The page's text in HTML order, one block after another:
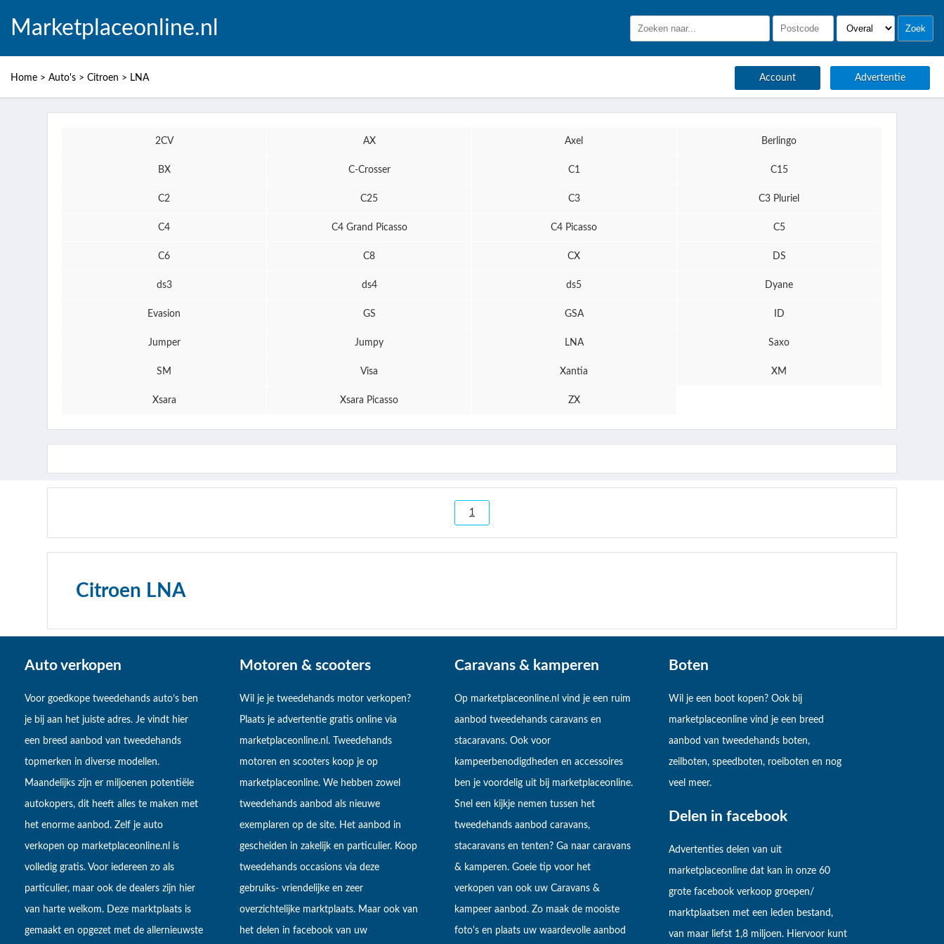
Marketplaceonline.nl
Home > Auto's > Citroen > LNA Account Advertentie
2CV AX Axel Berlingo
BX C-Crosser C1 C15
C2 C25 C3 C3 Pluriel
C4 C4 Grand Picasso C4 Picasso C5
C6 C8 CX DS
ds3 ds4 ds5 Dyane
Evasion GS GSA ID
Jumper Jumpy LNA Saxo
SM Visa Xantia XM
Xsara Xsara Picasso ZX
1
Citroen LNA
Auto verkopen
Voor goedkope tweedehands auto’s ben
je bij aan het juiste adres. Je vindt hier
een breed aanbod van tweedehands
topmerken in diverse modellen.
Maandelijks zijn er miljoenen potentiële
autokopers, dit heeft alles te maken met
het enorme aanbod. Zelf je auto
verkopen op marketplaceonline.nl is
volledig gratis. Voor iedereen zo als
particulier, maar ook de dealers zijn hier
van harte welkom. Deze marktplaats is
gemaakt en opgezet met de allernieuwste
Motoren & scooters
Wil je je tweedehands motor verkopen?
Plaats je advertentie gratis online via
marketplaceonline.nl. Tweedehands
motoren en scooters koop je op
marketplaceonline. We hebben zowel
tweedehands aanbod als nieuwe
exemplaren op de site. Het aanbod in
gescheiden in zakelijk en particulier. Koop
tweedehands occasions via deze
gebruiks- vriendelijke en zeer
overzichtelijke marktplaats. Maar ook van
het delen in facebook van uw
Caravans & kamperen
Op marketplaceonline.nl vind je een ruim
aanbod tweedehands caravans en
stacaravans. Ook voor
kampeerbenodigdheden en accessoires
ben je voordelig uit bij marketplaceonline.
Snel een kijkje nemen tussen het
tweedehands aanbod caravans,
stacaravans en tenten? Ga naar caravans
& kamperen. Goeie tip voor het
verkopen van ook uw Caravans &
kampeer aanbod. Zo maak de mooiste
foto's en plaats uw waardevolle aanbod
Boten
Wil je een boot kopen? Ook bij
marketplaceonline vind je een breed
aanbod van tweedehands boten,
zeilboten, speedboten, roeiboten en nog
veel meer.
Delen in facebook
Advertenties delen van uit
marketplaceonline dat kan in onze 60
grote facebook verkoop groepen/
marktplaatsen met een leden bestand,
van maar liefst 1,8 miljoen. Hiervoor kunt